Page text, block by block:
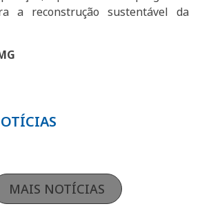
a reconstrução sustentável da
MAIS NOTÍCIAS